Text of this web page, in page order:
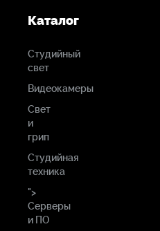
Каталог
Студийный
свет
Видеокамеры
Свет
и
грип
Студийная
техника
">
Серверы
и ПО